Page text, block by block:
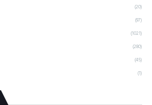
(20)
(97)
(1021)
(280)
(45)
(1)